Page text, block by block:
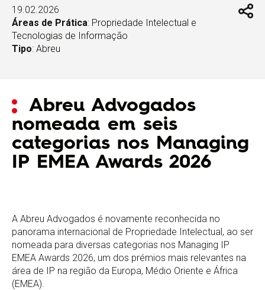
19.02.2026
Áreas de Prática: Propriedade Intelectual e
Tecnologias de Informação
Tipo: Abreu
Abreu Advogados
nomeada em seis
categorias nos Managing
IP EMEA Awards 2026
A Abreu Advogados é novamente reconhecida no
panorama internacional de Propriedade Intelectual, ao ser
nomeada para diversas categorias nos Managing IP
EMEA Awards 2026, um dos prémios mais relevantes na
área de IP na região da Europa, Médio Oriente e África
(EMEA).